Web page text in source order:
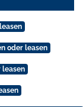
oder leasen
leasen